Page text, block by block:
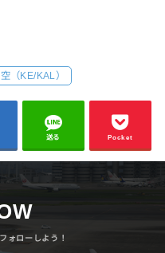
（KE/KAL）
送る Pocket